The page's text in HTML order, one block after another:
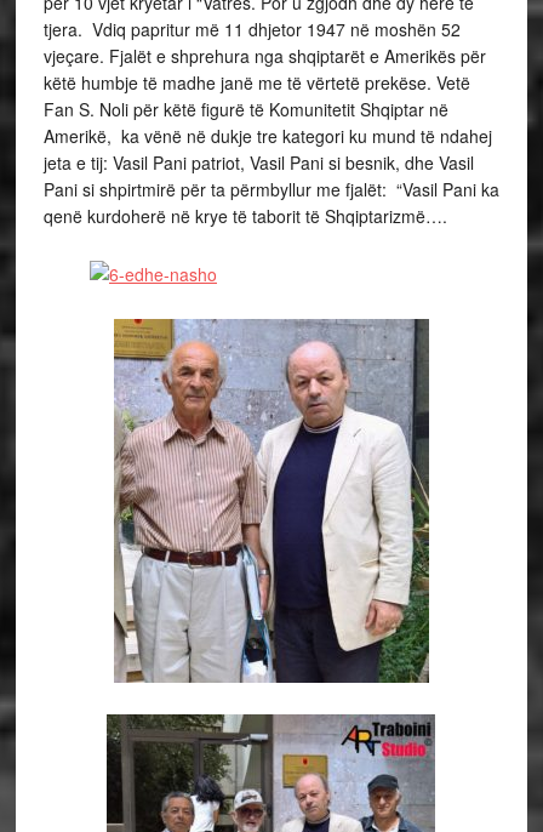
tjera. Vdiq papritur më 11 dhjetor 1947 në moshën 52
vjeçare. Fjalët e shprehura nga shqiptarët e Amerikës për
këtë humbje të madhe janë me të vërtetë prekëse. Vetë
Fan S. Noli për këtë figurë të Komunitetit Shqiptar në
Amerikë, ka vënë në dukje tre kategori ku mund të ndahej
jeta e tij: Vasil Pani patriot, Vasil Pani si besnik, dhe Vasil
Pani si shpirtmirë për ta përmbyllur me fjalët: “Vasil Pani ka
qenë kurdoherë në krye të taborit të Shqiptarizmë….